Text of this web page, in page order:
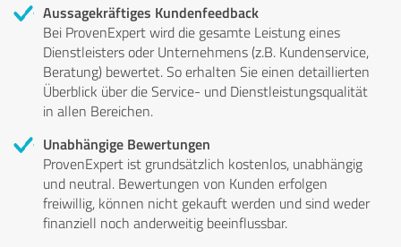
Aussagekräftiges Kundenfeedback
Bei ProvenExpert wird die gesamte Leistung eines
Dienstleisters oder Unternehmens (z.B. Kundenservice,
Beratung) bewertet. So erhalten Sie einen detaillierten
Überblick über die Service- und Dienstleistungsqualität
in allen Bereichen.
Unabhängige Bewertungen
ProvenExpert ist grundsätzlich kostenlos, unabhängig
und neutral. Bewertungen von Kunden erfolgen
freiwillig, können nicht gekauft werden und sind weder
finanziell noch anderweitig beeinflussbar.